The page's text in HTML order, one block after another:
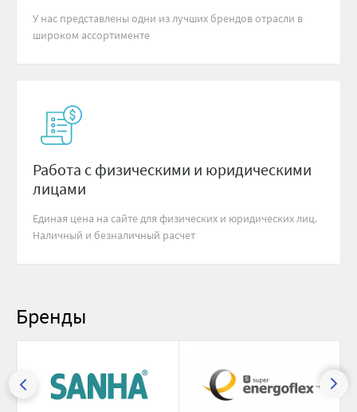
У нас представлены одни из лучших брендов отрасли в
широком ассортименте
Работа с физическими и юридическими
лицами
Единая цена на сайте для физических и юридических лиц.
Наличный и безналичный расчет
Бренды